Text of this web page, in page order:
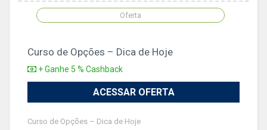
Oferta
Curso de Opções – Dica de Hoje
+ Ganhe 5 % Cashback
ACESSAR OFERTA
Curso de Opções – Dica de Hoje